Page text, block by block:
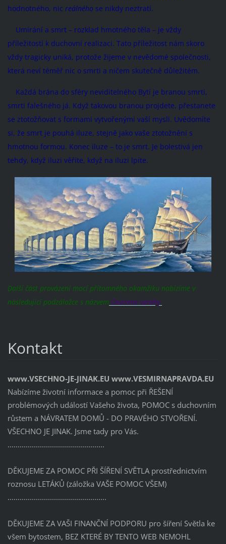
hodnotného, nic reálného se nikdy neztratí.
Umírání a smrt – rozklad hmotného těla – je vždy
příležitostí k duchovní realizaci. Tato příležitost nám skoro
vždy tragicky uniká, protože žijeme v nevědomé společnosti,
která neví téměř nic o smrti a ničem skutečně důležitém.
Každá brána do sféry neviditelného Bytí je branou smrti,
smrti falešného já. Když takovou branou projdete, přestanete
se ztotožňovat s formami vytvořenými vaší myslí. Uvědomíte
si, že smrt je pouhá iluze, stejně jako vaše ztotožnění s
hmotnou formou. Konec iluze – to je smrt. Je bolestivá jen
tehdy, když iluzi věříte, když na iluzi lpíte.
Další část provázení mocí přítomného okamžiku nabízíme v
následující podzáložce s názvem Osvícené vztahy.
Kontakt
www.VSECHNO-JE-JINAK.EU www.VESMIRNAPRAVDA.EU
Nabízíme životní informace a pomoc při ŘEŠENÍ
problémových událostí Vašeho života, POMOC s duchovním
růstem a NÁVRATEM DOMŮ - DO PRAVÉHO STVOŘENÍ.
VŠECHNO JE JINAK. Jsme tady pro Vás.
................................................
DĚKUJEME ZA POMOC PŘI ŠÍŘENÍ SVĚTLA prostřednictvím
roznosu LETÁKŮ (záložka VAŠE POMOC VŠEM)
.................................................
DĚKUJEME ZA VAŠI FINANČNÍ PODPORU pro šíření Světla ke
všem bytostem, BEZ KTERÉ BY TENTO WEB NEMOHL